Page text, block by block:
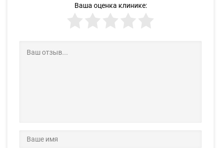
Ваша оценка клинике: